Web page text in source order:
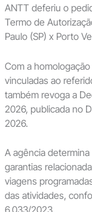
ANTT deferiu o
Termo de
Paulo (SP) x Porto
Com a
vinculadas ao
também revoga a
2026, publicada no
2026.
A agência
garantias
viagens
das atividades,